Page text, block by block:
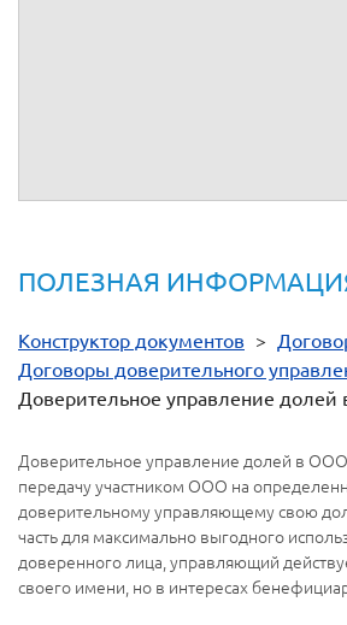
ПОЛЕЗНАЯ
Конструктор документов >
Договоры доверительного
Доверительное управление долей
Доверительное управление долей в
передачу участником ООО на
доверительному управляющему свою
часть для максимально выгодного
доверенного лица, управляющий
своего имени, но в интересах